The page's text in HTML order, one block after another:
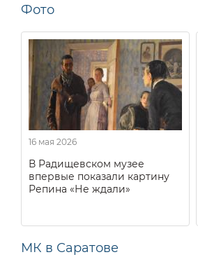
Фото
16 мая 2026
В Радищевском музее
впервые показали картину
Репина «Не ждали»
МК в Саратове